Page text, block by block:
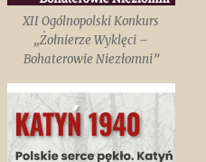
XII Ogólnopolski Konkurs
„Żołnierze Wyklęci –
Bohaterowie Niezłomni”